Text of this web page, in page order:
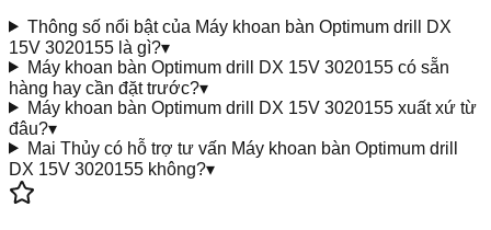
Thông số nổi bật của Máy khoan bàn Optimum drill DX
15V 3020155 là gì?▾
Máy khoan bàn Optimum drill DX 15V 3020155 có sẵn
hàng hay cần đặt trước?▾
Máy khoan bàn Optimum drill DX 15V 3020155 xuất xứ từ
đâu?▾
Mai Thủy có hỗ trợ tư vấn Máy khoan bàn Optimum drill
DX 15V 3020155 không?▾